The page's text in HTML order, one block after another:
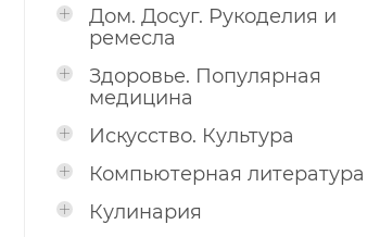
Дом. Досуг. Рукоделия и
ремесла
Здоровье. Популярная
медицина
Искусство. Культура
Компьютерная литература
Кулинария